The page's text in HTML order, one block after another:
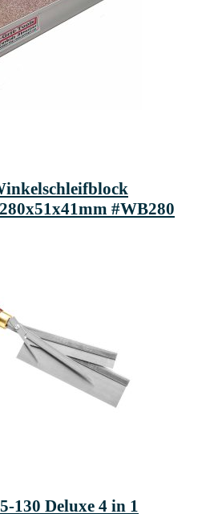
#WB280
130 Deluxe 4 in 1